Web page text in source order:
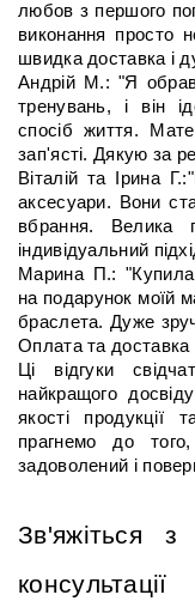
любов з першого
виконання просто
швидка доставка і
Андрій М.: "Я
тренувань, і він
спосіб життя.
зап'ясті. Дякую за
Віталій та Ірина
аксесуари. Вони
вбрання. Велика
індивідуальний
Марина П.: "Купила
на подарунок моїй
браслета. Дуже
Оплата та
Ці відгуки
найкращого
якості продукції
прагнемо до
задоволений і
Зв'яжіться
консультації